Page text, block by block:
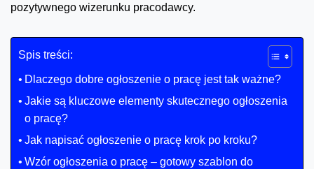
pozytywnego wizerunku pracodawcy.
Spis treści:
Dlaczego dobre ogłoszenie o pracę jest tak ważne?
Jakie są kluczowe elementy skutecznego ogłoszenia
o pracę?
Jak napisać ogłoszenie o pracę krok po kroku?
Wzór ogłoszenia o pracę – gotowy szablon do